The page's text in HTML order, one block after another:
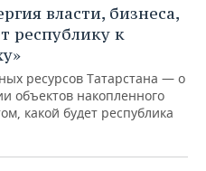
власти, бизнеса,
республику к
ресурсов Татарстана — о
объектов накопленного
какой будет республика